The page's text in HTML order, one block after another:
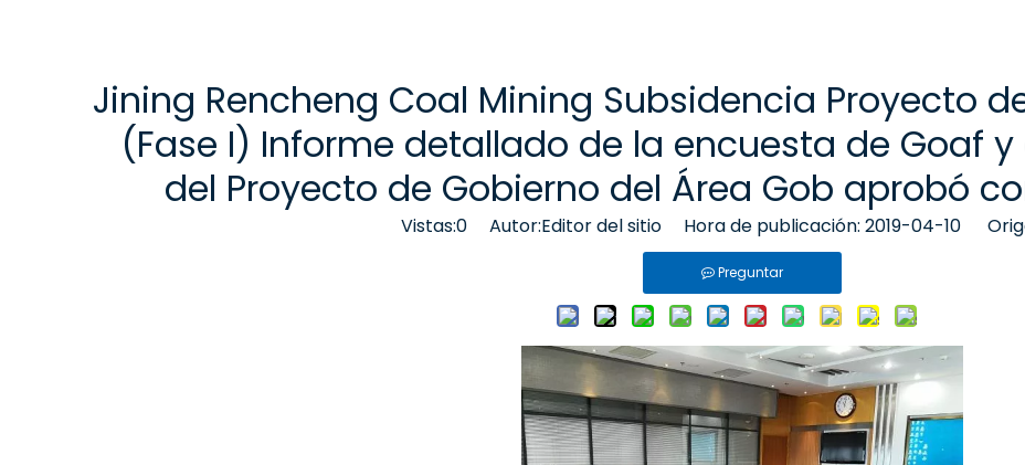
Jining Rencheng Coal Mining Subsidencia Proyecto
(Fase I) Informe detallado de la encuesta de Goaf
del Proyecto de Gobierno del Área Gob aprobó
Vistas:0Autor:Editor del sitio Hora de publicación: 2019-04-10
Preguntar